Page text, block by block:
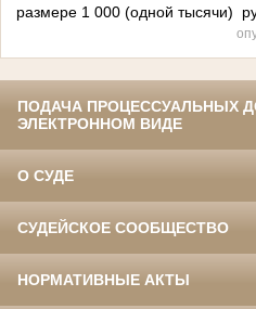
размере 1 000 (одной тысячи)
ПОДАЧА ПРОЦЕССУАЛЬНЫХ
ЭЛЕКТРОННОМ ВИДЕ
О СУДЕ
СУДЕЙСКОЕ СООБЩЕСТВО
НОРМАТИВНЫЕ АКТЫ